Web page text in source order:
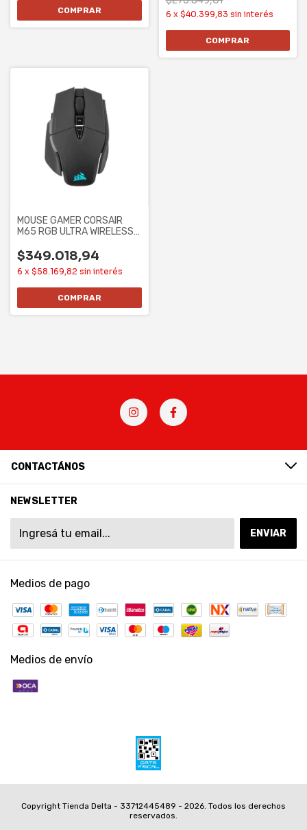
6 x $40.399,83 sin interés
MOUSE GAMER CORSAIR
M65 RGB ULTRA WIRELESS
$349.018,94
6 x $58.169,82 sin interés
CONTACTÁNOS
NEWSLETTER
Medios de pago
Medios de envío
Copyright Tienda Delta - 33712445489 - 2026. Todos los derechos
reservados.